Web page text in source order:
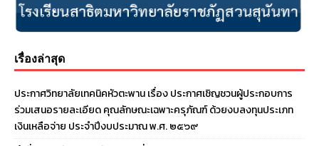
เรื่องล่าสุด
ประกาศวิทยาลัยเทคนิคหัวตะพาน เรื่อง ประกาศเชิญชวนผู้ประกอบการ
ร่วมเสนอรายละเอียด คุณลักษณะเฉพาะครุภัณฑ์ ด้วยงบลงทุนประเภท
เงินเหลือจ่าย ประจําปีงบประมาณ พ.ศ. ๒๕๖๙